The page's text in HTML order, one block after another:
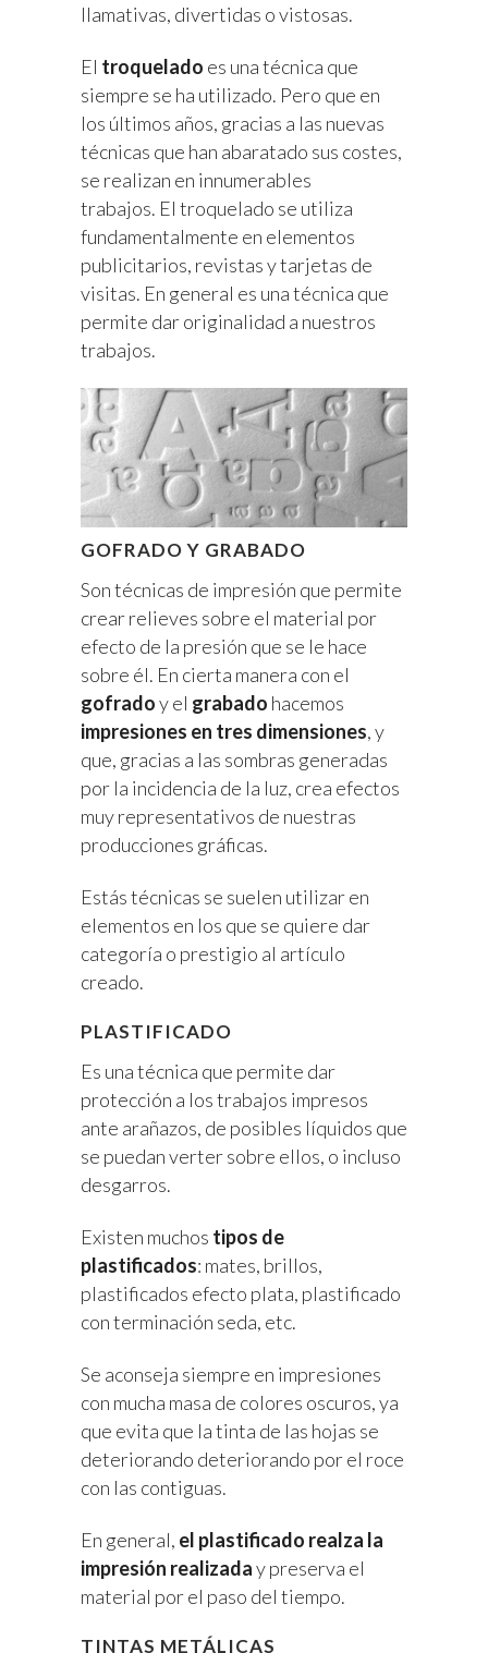
llamativas, divertidas o vistosas.
El troquelado es una técnica que
siempre se ha utilizado. Pero que en
los últimos años, gracias a las nuevas
técnicas que han abaratado sus costes,
se realizan en innumerables
trabajos. El troquelado se utiliza
fundamentalmente en elementos
publicitarios, revistas y tarjetas de
visitas. En general es una técnica que
permite dar originalidad a nuestros
trabajos.
GOFRADO Y GRABADO
Son técnicas de impresión que permite
crear relieves sobre el material por
efecto de la presión que se le hace
sobre él. En cierta manera con el
gofradoy el grabado hacemos
impresiones en tres dimensiones, y
que, gracias a las sombras generadas
por la incidencia de la luz, crea efectos
muy representativos de nuestras
producciones gráficas.
Estás técnicas se suelen utilizar en
elementos en los que se quiere dar
categoría o prestigio al artículo
creado.
PLASTIFICADO
Es una técnica que permite dar
protección a los trabajos impresos
ante arañazos, de posibles líquidos que
se puedan verter sobre ellos, o incluso
desgarros.
Existen muchos tipos de
plastificados: mates, brillos,
plastificados efecto plata, plastificado
con terminación seda, etc.
Se aconseja siempre en impresiones
con mucha masa de colores oscuros, ya
que evita que la tinta de las hojas se
deteriorando deteriorando por el roce
con las contiguas.
En general, el plastificado realza la
impresión realizaday preserva el
material por el paso del tiempo.
TINTAS METÁLICAS